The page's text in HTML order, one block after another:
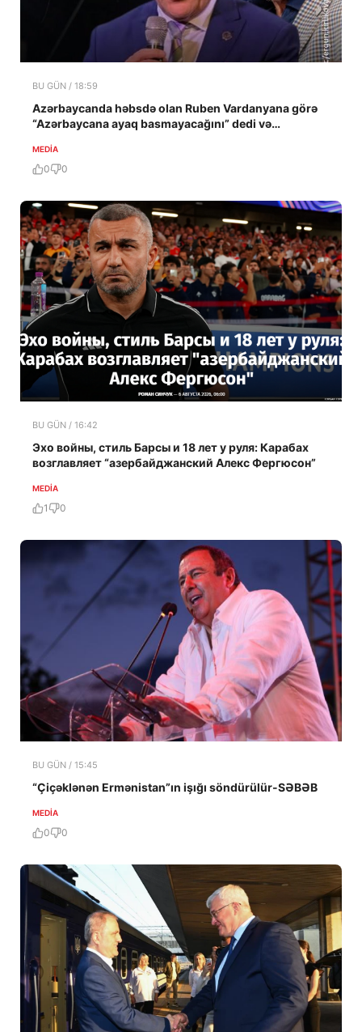
BU GÜN / 18:59
Azərbaycanda həbsdə olan Ruben Vardanyana görə
“Azərbaycana ayaq basmayacağını” dedi və…
MEDİA
0 0
BU GÜN / 16:42
Эхо войны, стиль Барсы и 18 лет у руля: Карабах
возглавляет “азербайджанский Алекс Фергюсон”
MEDİA
1 0
BU GÜN / 15:45
“Çiçəklənən Ermənistan”ın işığı söndürülür-SƏBƏB
MEDİA
0 0